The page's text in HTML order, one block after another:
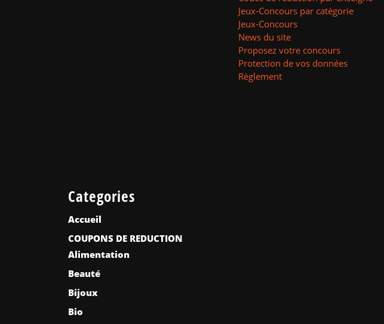
Jeux-Concours par catégorie
Jeux-Concours
News du site
Proposez votre concours
Protection de vos données
Règlement
Categories
Accueil
COUPONS DE REDUCTION
Alimentation
Beauté
Bijoux
Bio